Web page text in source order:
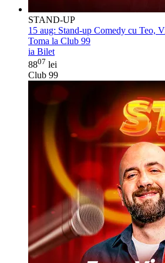
STAND-UP
15 aug: Stand-up Comedy cu Teo,
Toma la Club 99
ia Bilet
8807 lei
Club 99